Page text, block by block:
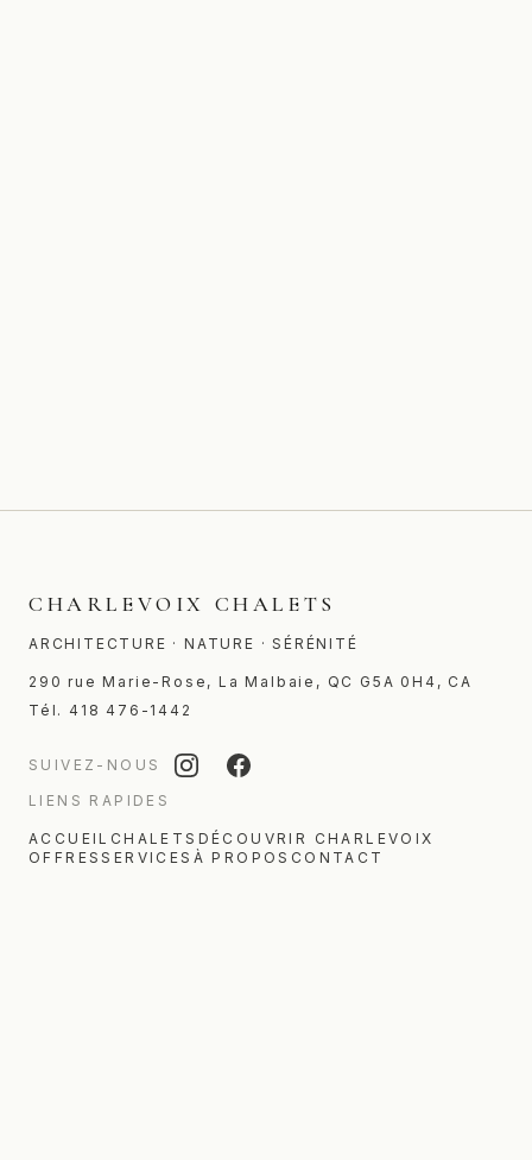
CHARLEVOIX CHALETS
ARCHITECTURE · NATURE · SÉRÉNITÉ
290 rue Marie-Rose , La Malbaie , QC G5A 0H4 , CA
Tél. 418 476-1442
SUIVEZ-NOUS
LIENS RAPIDES
ACCUEIL CHALETS DÉCOUVRIR CHARLEVOIX
OFFRESSERVICES À PROPOS CONTACT